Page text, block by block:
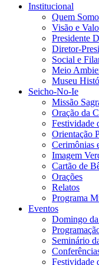
Institucional
Quem
Visão e
Presidente
Diretor-
Social e
Meio
Museu
Seicho-No-Ie
Missão
Oração da
Festividade
Orientação
Cerimônias
Imagem
Cartão de
Orações
Relatos
Programa
Eventos
Domingo
Seminário
Festividade